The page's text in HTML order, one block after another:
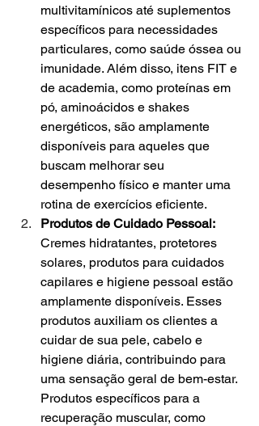
multivitamínicos até suplementos
específicos para necessidades
particulares, como saúde óssea ou
imunidade. Além disso, itens FIT e
de academia, como proteínas em
pó, aminoácidos e shakes
energéticos, são amplamente
disponíveis para aqueles que
buscam melhorar seu
desempenho físico e manter uma
rotina de exercícios eficiente.
Produtos de Cuidado Pessoal:
Cremes hidratantes, protetores
solares, produtos para cuidados
capilares e higiene pessoal estão
amplamente disponíveis. Esses
produtos auxiliam os clientes a
cuidar de sua pele, cabelo e
higiene diária, contribuindo para
uma sensação geral de bem-estar.
Produtos específicos para a
recuperação muscular, como